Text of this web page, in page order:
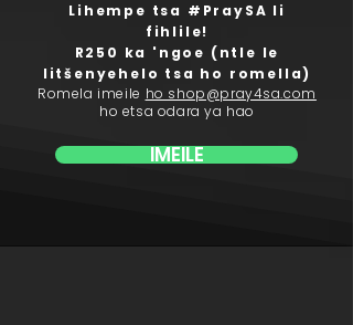
Lihempe tsa #PraySA li
fihlile!
R250 ka 'ngoe (ntle le
litšenyehelo tsa ho romella)
Romela imeile ho shop@pray4sa.com
ho etsa odara ya hao
IMEILE